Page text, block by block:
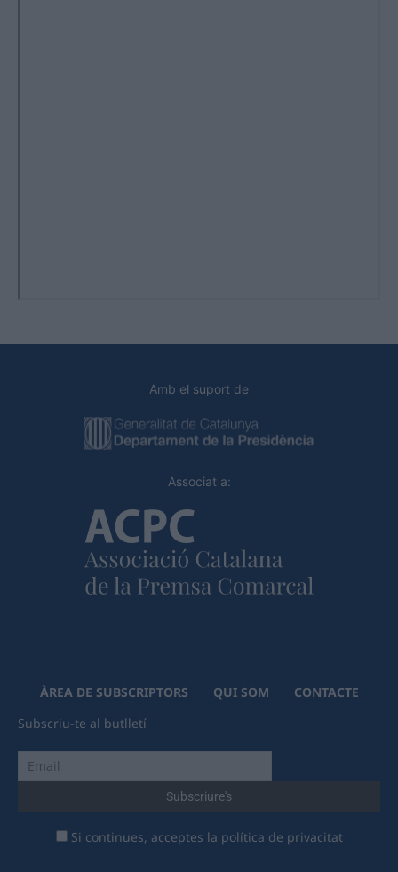
Amb el suport de
Associat a:
ÀREA DE SUBSCRIPTORS QUI SOM
CONTACTE
Subscriu-te al butlletí
Si continues, acceptes la política de privacitat